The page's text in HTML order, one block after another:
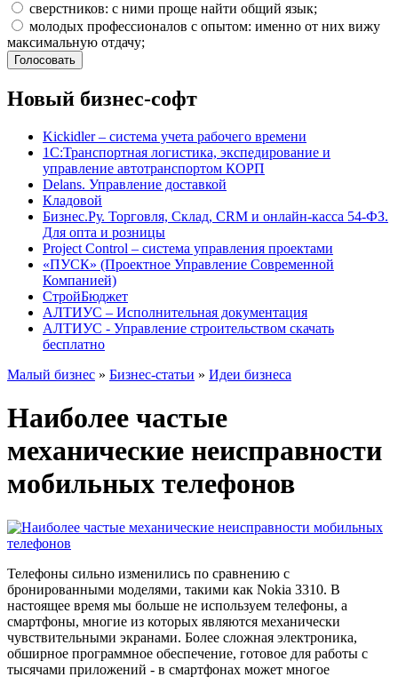
сверстников: с ними проще найти общий язык;
молодых профессионалов с опытом: именно от них вижу
максимальную отдачу;
Новый бизнес-софт
Kickidler – система учета рабочего времени
1С:Транспортная логистика, экспедирование и
управление автотранспортом КОРП
Delans. Управление доставкой
Кладовой
Бизнес.Ру. Торговля, Склад, CRM и онлайн-касса 54-ФЗ.
Для опта и розницы
Project Сontrol – система управления проектами
«ПУСК» (Проектное Управление Современной
Компанией)
СтройБюджет
АЛТИУС – Исполнительная документация
АЛТИУС - Управление строительством скачать
бесплатно
Малый бизнес » Бизнес-статьи » Идеи бизнеса
Наиболее частые
механические неисправности
мобильных телефонов
Телефоны сильно изменились по сравнению с
бронированными моделями, такими как Nokia 3310. В
настоящее время мы больше не используем телефоны, а
смартфоны, многие из которых являются механически
чувствительными экранами. Более сложная электроника,
обширное программное обеспечение, готовое для работы с
тысячами приложений - в смартфонах может многое